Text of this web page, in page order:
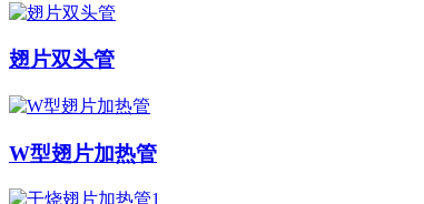
翅片双头管
W型翅片加热管